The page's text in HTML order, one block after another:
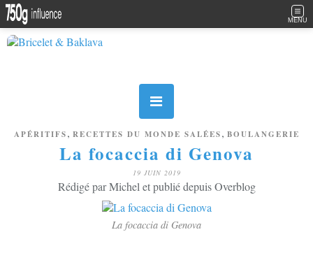
MENU
APÉRITIFS, RECETTES DU MONDE SALÉES, BOULANGERIE
La focaccia di Genova
19 JUIN 2019
Rédigé par Michel et publié depuis Overblog
La focaccia di Genova